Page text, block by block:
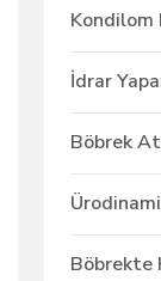
Kondilom
İdrar
Böbrek
Böbrekte